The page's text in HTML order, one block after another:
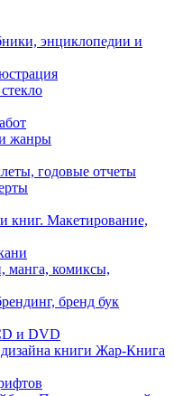
энциклопедии и
жанры
годовые отчеты
книг. Макетирование,
манга, комиксы,
бренд бук
и DVD
книги Жар-Книга